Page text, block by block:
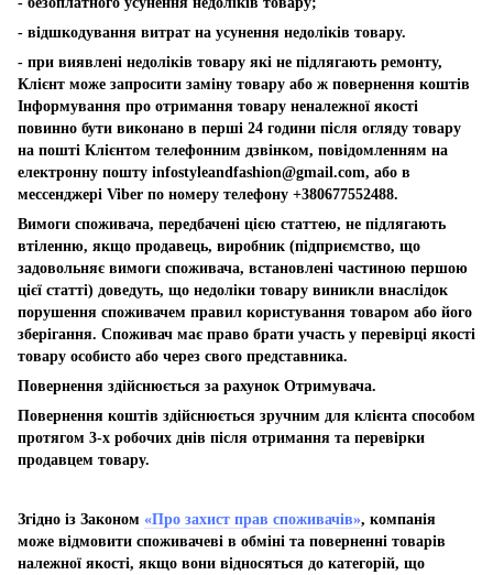
- відшкодування витрат на усунення недоліків товару.
- при виявлені недоліків товару які не підлягають ремонту,
Клієнт може запросити заміну товару або ж повернення коштів
Інформування про отримання товару неналежної якості
повинно бути виконано в перші 24 години після огляду товару
на пошті Клієнтом телефонним дзвінком, повідомленням на
електронну пошту infostyleandfashion@gmail.com, або в
мессенджері Viber по номеру телефону +380677552488.
Вимоги споживача, передбачені цією статтею, не підлягають
втіленню, якщо продавець, виробник (підприємство, що
задовольняє вимоги споживача, встановлені частиною першою
цієї статті) доведуть, що недоліки товару виникли внаслідок
порушення споживачем правил користування товаром або його
зберігання. Споживач має право брати участь у перевірці якості
товару особисто або через свого представника.
Повернення здійснюється за рахунок Отримувача.
Повернення коштів здійснюється зручним для клієнта способом
протягом 3-х робочих днів після отримання та перевірки
продавцем товару.
Згідно із Законом «Про захист прав споживачів», компанія
може відмовити споживачеві в обміні та поверненні товарів
належної якості, якщо вони відносяться до категорій, що